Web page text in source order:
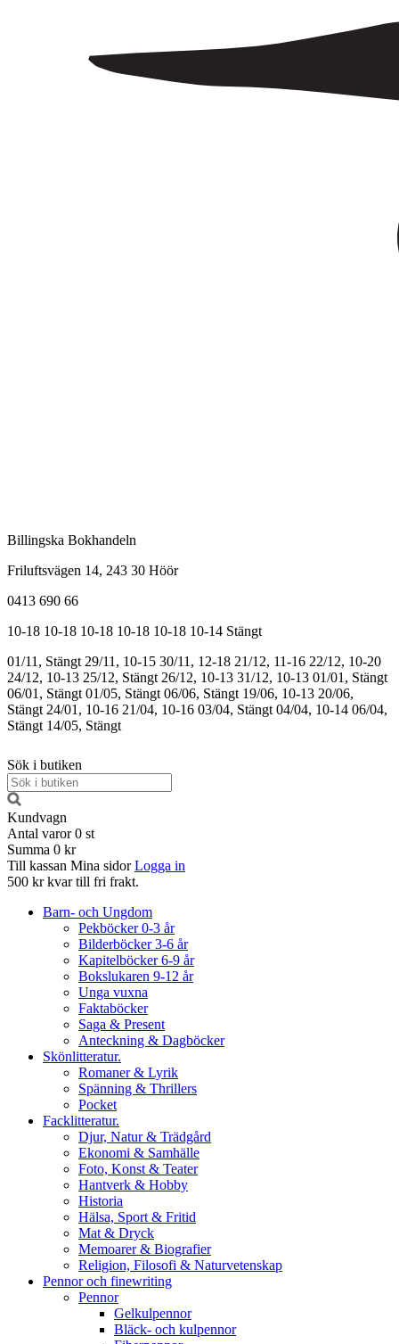
Billingska Bokhandeln
Friluftsvägen 14, 243 30 Höör
0413 690 66
10-18 10-18 10-18 10-18 10-18 10-14 Stängt
01/11, Stängt 29/11, 10-15 30/11, 12-18 21/12, 11-16 22/12, 10-20
24/12, 10-13 25/12, Stängt 26/12, 10-13 31/12, 10-13 01/01, Stängt
06/01, Stängt 01/05, Stängt 06/06, Stängt 19/06, 10-13 20/06,
Stängt 24/01, 10-16 21/04, 10-16 03/04, Stängt 04/04, 10-14 06/04,
Stängt 14/05, Stängt
Sök i butiken
Kundvagn
Antal varor 0 st
Summa 0 kr
Till kassan Mina sidor Logga in
500 kr kvar till fri frakt.
Barn- och Ungdom
Pekböcker 0-3 år
Bilderböcker 3-6 år
Kapitelböcker 6-9 år
Bokslukaren 9-12 år
Unga vuxna
Faktaböcker
Saga & Present
Anteckning & Dagböcker
Skönlitteratur.
Romaner & Lyrik
Spänning & Thrillers
Pocket
Facklitteratur.
Djur, Natur & Trädgård
Ekonomi & Samhälle
Foto, Konst & Teater
Hantverk & Hobby
Historia
Hälsa, Sport & Fritid
Mat & Dryck
Memoarer & Biografier
Religion, Filosofi & Naturvetenskap
Pennor och finewriting
Pennor
Gelkulpennor
Bläck- och kulpennor